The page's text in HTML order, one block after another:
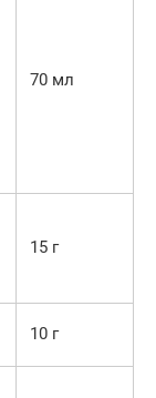
70 мл
15 г
10 г